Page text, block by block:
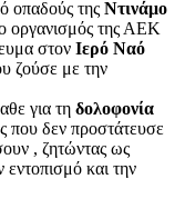
οπαδούς της Ντινάμο
ο οργανισμός της ΑΕΚ
στον Ιερό Ναό
ζούσε με την
για τη δολοφονία
που δεν προστάτευσε
, ζητώντας ως
εντοπισμό και την